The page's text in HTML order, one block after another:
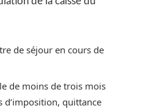
de séjour en cours de
de moins de trois mois
d’imposition, quittance